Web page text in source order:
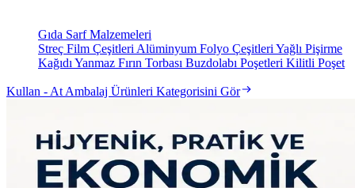
Gıda Sarf Malzemeleri
Streç Film Çeşitleri Alüminyum Folyo Çeşitleri Yağlı Pişirme
Kağıdı Yanmaz Fırın Torbası Buzdolabı Poşetleri Kilitli Poşet
Kullan - At Ambalaj Ürünleri Kategorisini Gör